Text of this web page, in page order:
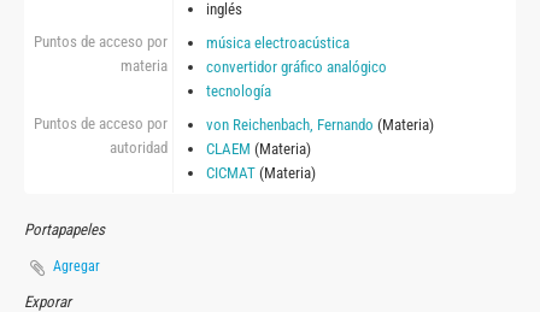
inglés
Puntos de acceso por
materia
música electroacústica
convertidor gráfico analógico
tecnología
Puntos de acceso por
autoridad
von Reichenbach, Fernando (Materia)
CLAEM (Materia)
CICMAT(Materia)
Portapapeles
Agregar
Exporar